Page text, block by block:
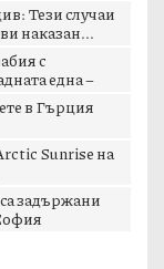
Тези случаи
наказан...
с
една –
в Гърция
Sunrise на
задържани